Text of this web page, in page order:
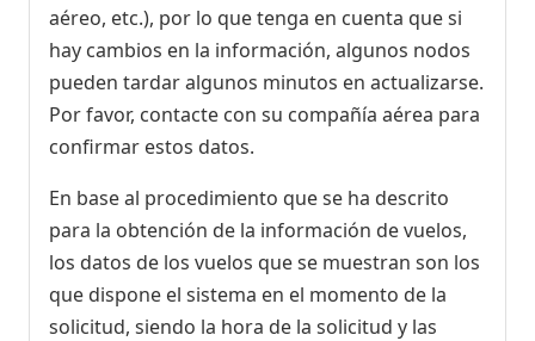
aéreo, etc.), por lo que tenga en cuenta que si
hay cambios en la información, algunos nodos
pueden tardar algunos minutos en actualizarse.
Por favor, contacte con su compañía aérea para
confirmar estos datos.
En base al procedimiento que se ha descrito
para la obtención de la información de vuelos,
los datos de los vuelos que se muestran son los
que dispone el sistema en el momento de la
solicitud, siendo la hora de la solicitud y las